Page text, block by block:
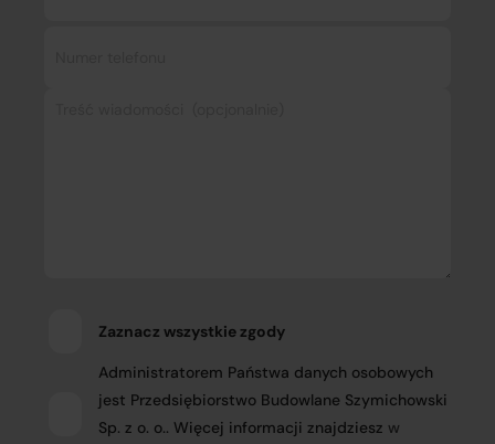
Zaznacz wszystkie zgody
Administratorem Państwa danych osobowych
jest Przedsiębiorstwo Budowlane Szymichowski
Sp. z o. o.. Więcej informacji znajdziesz w